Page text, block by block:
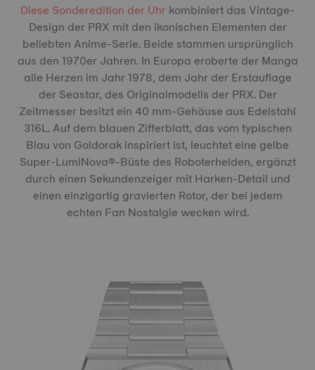
Diese Sonderedition der Uhrkombiniert das Vintage-
Design der PRX mit den ikonischen Elementen der
beliebten Anime-Serie. Beide stammen ursprünglich
aus den 1970er Jahren. In Europa eroberte der Manga
alle Herzen im Jahr 1978, dem Jahr der Erstauflage
der Seastar, des Originalmodells der PRX. Der
Zeitmesser besitzt ein 40 mm-Gehäuse aus Edelstahl
316L. Auf dem blauen Zifferblatt, das vom typischen
Blau von Goldorak inspiriert ist, leuchtet eine gelbe
Super-LumiNova®-Büste des Roboterhelden, ergänzt
durch einen Sekundenzeiger mit Harken-Detail und
einen einzigartig gravierten Rotor, der bei jedem
echten Fan Nostalgie wecken wird.